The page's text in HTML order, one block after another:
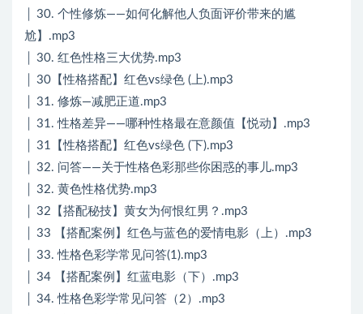
│ 30. 个性修炼——如何化解他人负面评价带来的尴
尬】.mp3
│ 30. 红色性格三大优势.mp3
│ 30【性格搭配】红色vs绿色 (上).mp3
│ 31. 修炼—减肥正道.mp3
│ 31. 性格差异——哪种性格最在意颜值【悦动】.mp3
│ 31【性格搭配】红色vs绿色 (下).mp3
│ 32. 问答——关于性格色彩那些你困惑的事儿.mp3
│ 32. 黄色性格优势.mp3
│ 32【搭配秘技】黄女为何恨红男？.mp3
│ 33 【搭配案例】红色与蓝色的爱情电影（上）.mp3
│ 33. 性格色彩学常见问答(1).mp3
│ 34 【搭配案例】红蓝电影（下）.mp3
│ 34. 性格色彩学常见问答（2）.mp3